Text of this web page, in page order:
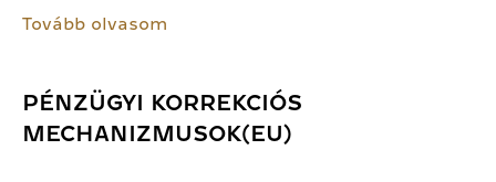
Tovább olvasom
PÉNZÜGYI KORREKCIÓS
MECHANIZMUSOK(EU)